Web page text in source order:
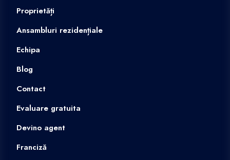
Proprietăți
Ansambluri rezidențiale
Echipa
Blog
Contact
Evaluare gratuita
Devino agent
Franciză